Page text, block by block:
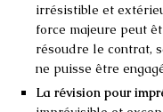
irrésistible et
force majeure peut
résoudre le contrat,
ne puisse être
La révision pour